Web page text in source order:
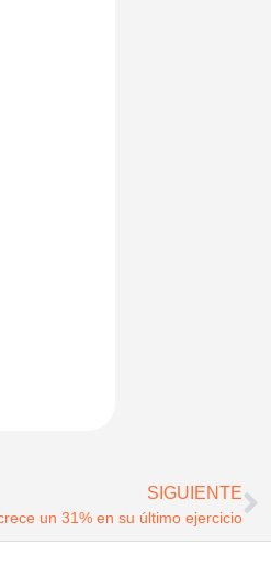
SIGUIENTE
un 31% en su último ejercicio